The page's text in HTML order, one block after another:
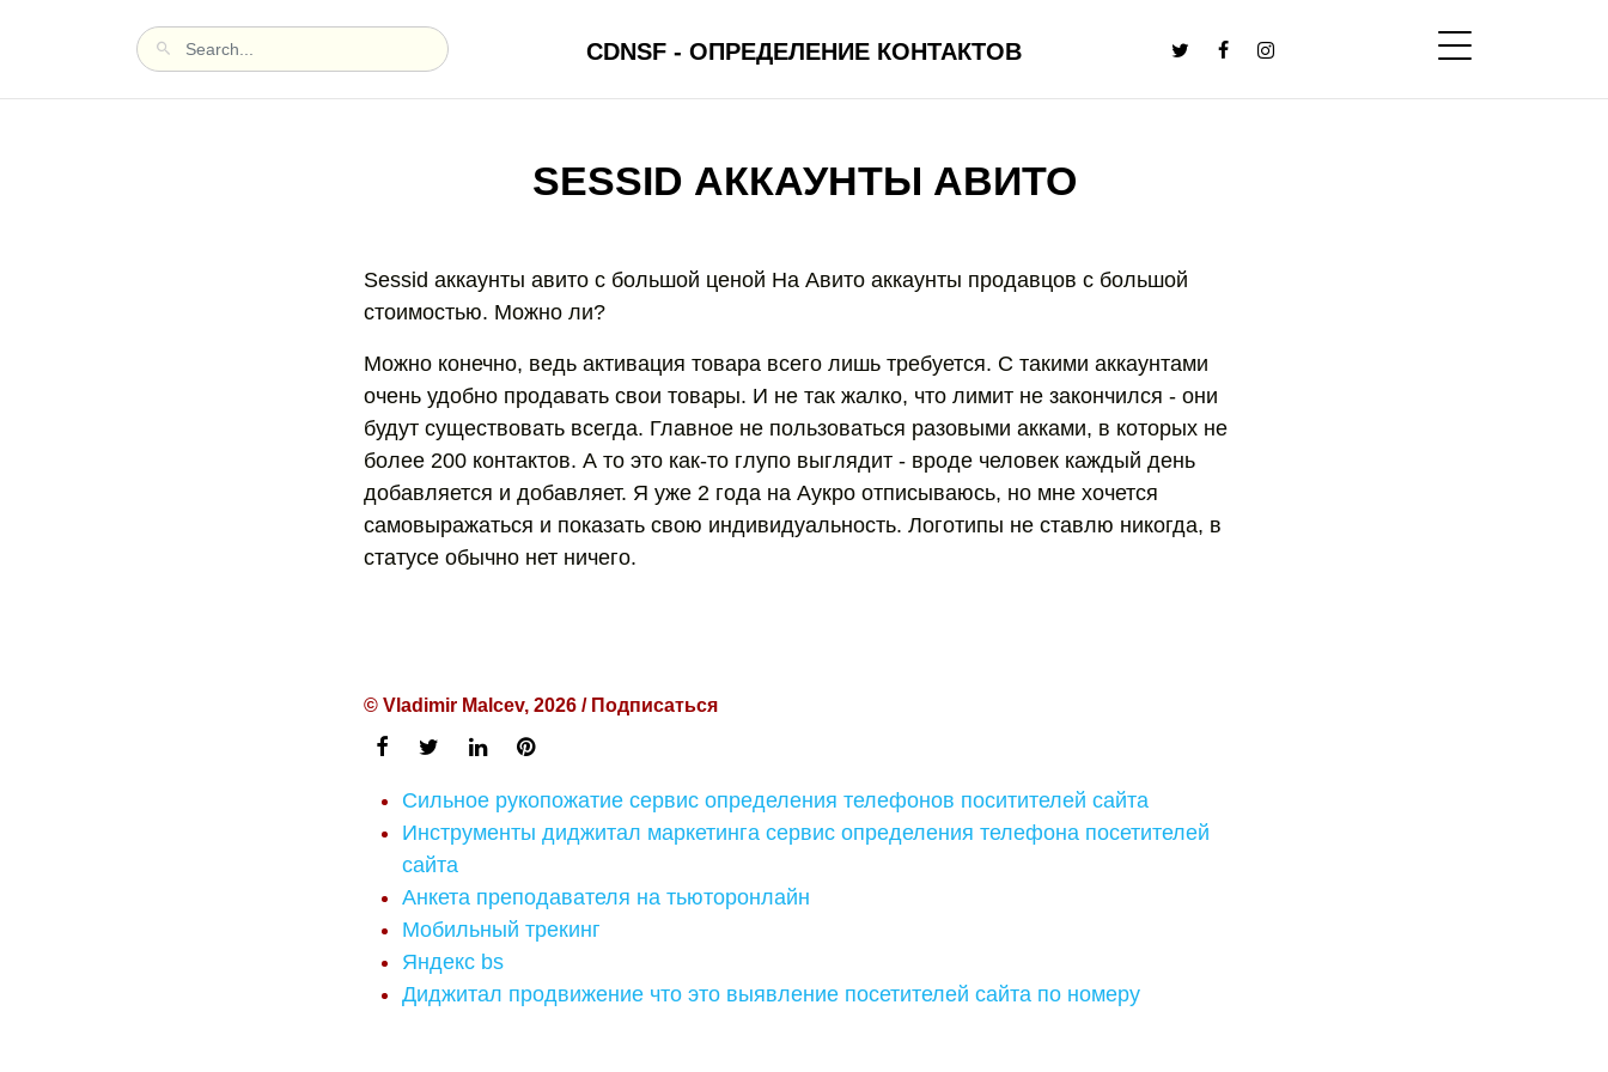
CDNSF - ОПРЕДЕЛЕНИЕ КОНТАКТОВ
SESSID АККАУНТЫ АВИТО
Sessid аккаунты авито с большой ценой На Авито аккаунты продавцов с большой
стоимостью. Можно ли?
Можно конечно, ведь активация товара всего лишь требуется. С такими аккаунтами
очень удобно продавать свои товары. И не так жалко, что лимит не закончился - они
будут существовать всегда. Главное не пользоваться разовыми акками, в которых не
более 200 контактов. А то это как-то глупо выглядит - вроде человек каждый день
добавляется и добавляет. Я уже 2 года на Аукро отписываюсь, но мне хочется
самовыражаться и показать свою индивидуальность. Логотипы не ставлю никогда, в
статусе обычно нет ничего.
© Vladimir Malcev, 2026 / Подписаться
Сильное рукопожатие сервис определения телефонов поситителей сайта
Инструменты диджитал маркетинга сервис определения телефона посетителей
сайта
Анкета преподавателя на тьюторонлайн
Мобильный трекинг
Яндекс bs
Диджитал продвижение что это выявление посетителей сайта по номеру